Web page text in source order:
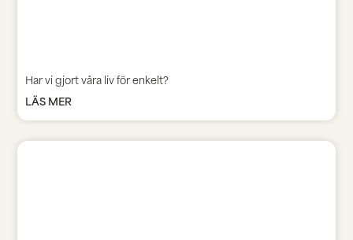
Har vi gjort våra liv för enkelt?
LÄS MER